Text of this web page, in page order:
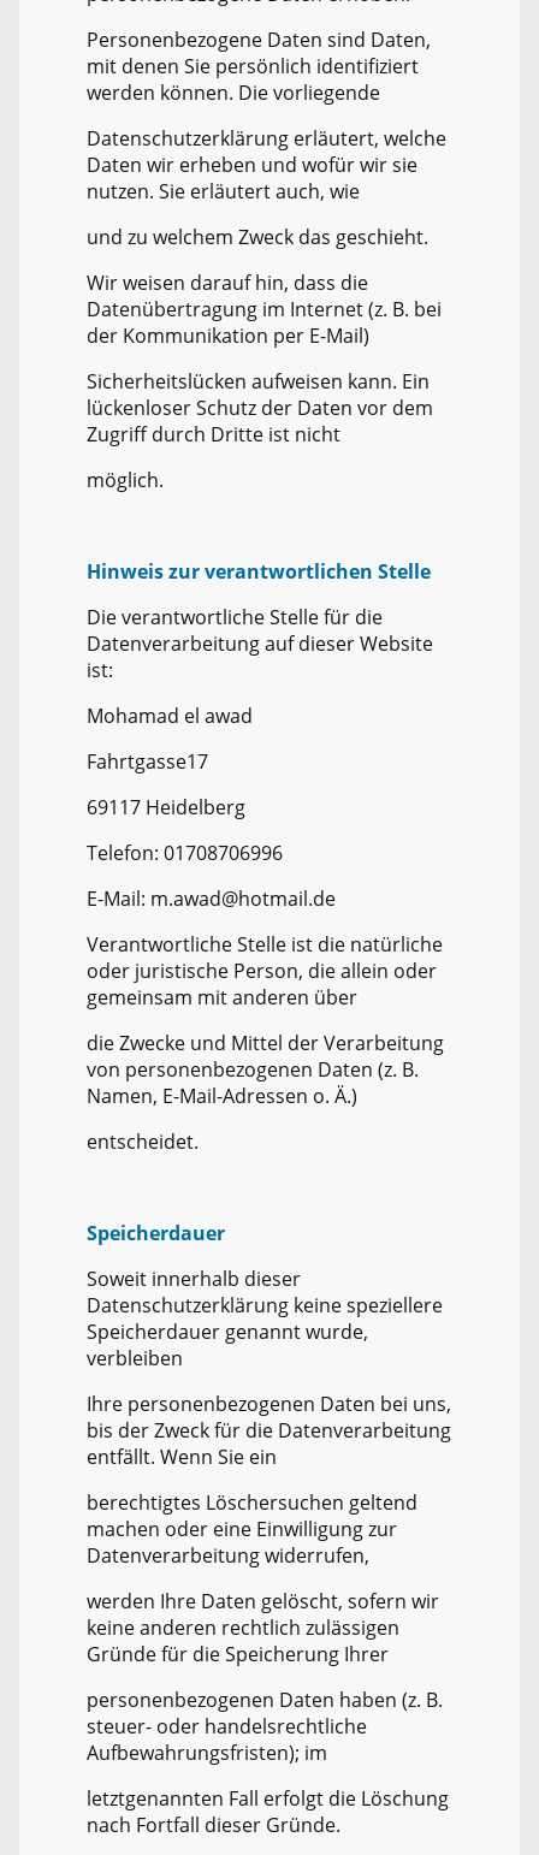
Personenbezogene Daten sind Daten,
mit denen Sie persönlich identifiziert
werden können. Die vorliegende
Datenschutzerklärung erläutert, welche
Daten wir erheben und wofür wir sie
nutzen. Sie erläutert auch, wie
und zu welchem Zweck das geschieht.
Wir weisen darauf hin, dass die
Datenübertragung im Internet (z. B. bei
der Kommunikation per E-Mail)
Sicherheitslücken aufweisen kann. Ein
lückenloser Schutz der Daten vor dem
Zugriff durch Dritte ist nicht
möglich.
Hinweis zur verantwortlichen Stelle
Die verantwortliche Stelle für die
Datenverarbeitung auf dieser Website
ist:
Mohamad el awad
Fahrtgasse17
69117 Heidelberg
Telefon: 01708706996
E-Mail: m.awad@hotmail.de
Verantwortliche Stelle ist die natürliche
oder juristische Person, die allein oder
gemeinsam mit anderen über
die Zwecke und Mittel der Verarbeitung
von personenbezogenen Daten (z. B.
Namen, E-Mail-Adressen o. Ä.)
entscheidet.
Speicherdauer
Soweit innerhalb dieser
Datenschutzerklärung keine speziellere
Speicherdauer genannt wurde,
verbleiben
Ihre personenbezogenen Daten bei uns,
bis der Zweck für die Datenverarbeitung
entfällt. Wenn Sie ein
berechtigtes Löschersuchen geltend
machen oder eine Einwilligung zur
Datenverarbeitung widerrufen,
werden Ihre Daten gelöscht, sofern wir
keine anderen rechtlich zulässigen
Gründe für die Speicherung Ihrer
personenbezogenen Daten haben (z. B.
steuer- oder handelsrechtliche
Aufbewahrungsfristen); im
letztgenannten Fall erfolgt die Löschung
nach Fortfall dieser Gründe.